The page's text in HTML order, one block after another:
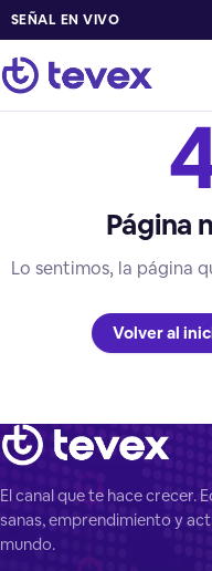
SEÑAL EN VIVO
Página
Lo sentimos, la página
Volver al
El canal que te hace crecer.
sanas, emprendimiento y
mundo.